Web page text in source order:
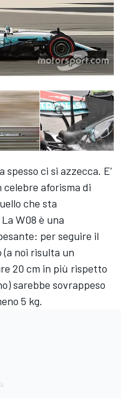
spesso ci si azzecca. E'
aforisma di
che sta
W08 è una
per seguire il
noi risulta un
20 cm in più rispetto
sarebbe sovrappeso
5 kg.